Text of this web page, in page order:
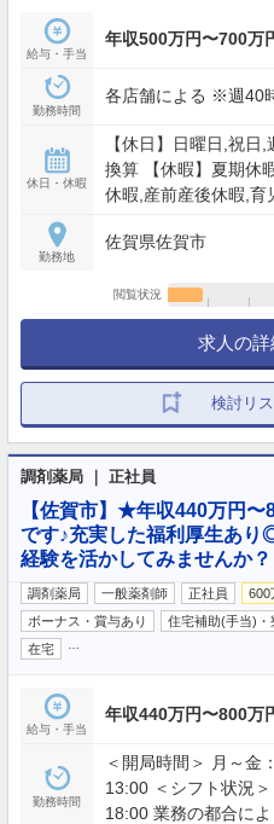
給与・手当
年収500万円〜700万
勤務時間
各店舗による ※週40
休日・休暇
【休日】日曜日,祝
換算 【休暇】夏期休
休暇,産前産後休暇,
勤務地
佐賀県佐賀市
閲覧状況
求人の詳
検討リ
調剤薬局 ｜ 正社員
【佐賀市】★年収440万円
です♪充実した福利厚生あ
経験を活かしてみませんか？
調剤薬局 一般薬剤師 正社員 600
ボーナス・賞与あり
住宅補助(手当)・
在宅
給与・手当
年収440万円〜800万
勤務時間
＜開局時間＞ 月～
13:00 ＜シフト状況
18:00 業務の都合に